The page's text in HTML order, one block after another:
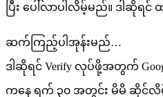
ပြီး ပေါ်လာပါလိမ့်မည်။ ဒါဆိုရင် ထ
ဆက်ကြည့်ပါအုန်းမည်…
ဒါဆိုရင် Verify လုပ်ဖို့အတွက်
ကနေ ရက် ၃၀ အတွင်း မိမိ ဆိုင်